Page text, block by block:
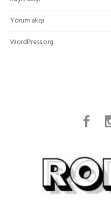
Yorum akışı
WordPress.org